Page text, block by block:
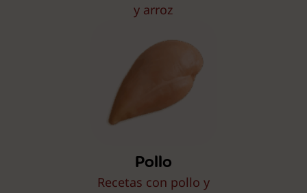
y arroz
Pollo
Recetas con pollo y